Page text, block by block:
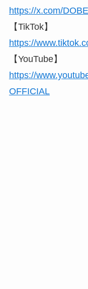
https://x.com/
【TikTok】
https://
【YouTube】
https://
OFFICIAL